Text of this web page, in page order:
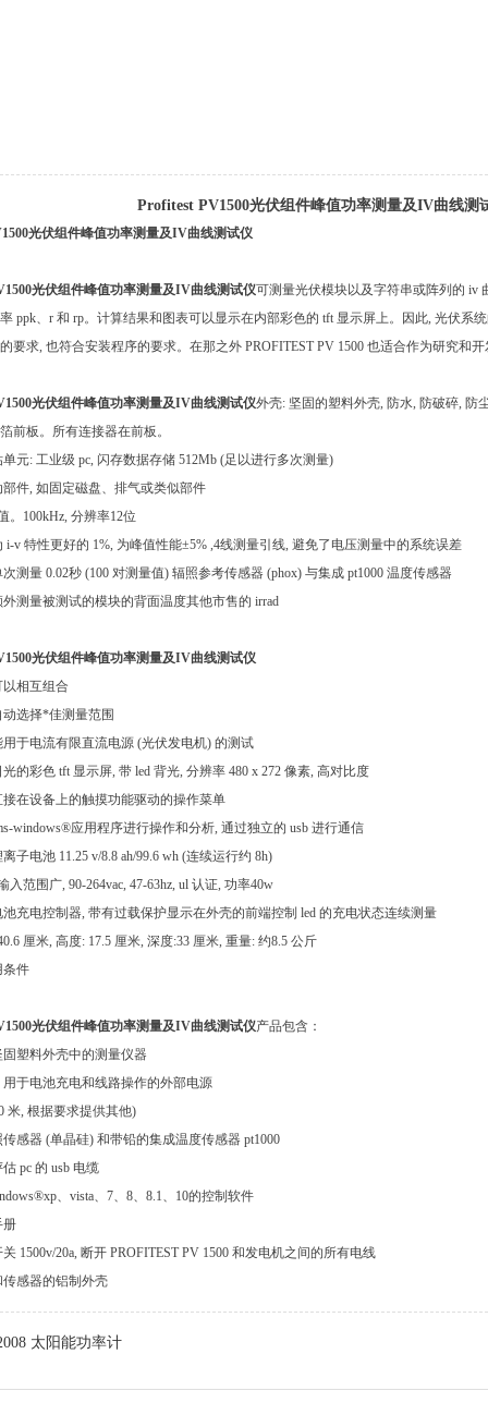
Profitest PV1500光伏组件峰值功率测量及IV曲线测
光伏组件峰值功率测量及IV曲线测试仪
光伏组件峰值功率测量及IV曲线测试仪可测量光伏模块以及字符串或阵列的 iv
ppk、r 和 rp。计算结果和图表可以显示在内部彩色的 tft 显示屏上。因此, 光伏系
要求, 也符合安装程序的要求。在那之外 PROFITEST PV 1500 也适合作为研究和
光伏组件峰值功率测量及IV曲线测试仪外壳: 坚固的塑料外壳, 防水, 防破碎, 防
前板。所有连接器在前板。
元: 工业级 pc, 闪存数据存储 512Mb (足以进行多次测量)
件, 如固定磁盘、排气或类似部件
。100kHz, 分辨率12位
v 特性更好的 1%, 为峰值性能±5% ,4线测量引线, 避免了电压测量中的系统误差
测量 0.02秒 (100 对测量值) 辐照参考传感器 (phox) 与集成 pt1000 温度传感器
测量被测试的模块的背面温度其他市售的 irrad
光伏组件峰值功率测量及IV曲线测试仪
相互组合
选择*佳测量范围
于电流有限直流电源 (光伏发电机) 的测试
的彩色 tft 显示屏, 带 led 背光, 分辨率 480 x 272 像素, 高对比度
在设备上的触摸功能驱动的操作菜单
windows®应用程序进行操作和分析, 通过独立的 usb 进行通信
子电池 11.25 v/8.8 ah/99.6 wh (连续运行约 8h)
入范围广, 90-264vac, 47-63hz, ul 认证, 功率40w
充电控制器, 带有过载保护显示在外壳的前端控制 led 的充电状态连续测量
厘米, 高度: 17.5 厘米, 深度:33 厘米, 重量: 约8.5 公斤
件
光伏组件峰值功率测量及IV曲线测试仪产品包含：
塑料外壳中的测量仪器
于电池充电和线路操作的外部电源
米, 根据要求提供其他)
感器 (单晶硅) 和带铅的集成温度传感器 pt1000
pc 的 usb 电缆
、vista、7、8、8.1、10的控制软件
册
1500v/20a, 断开 PROFITEST PV 1500 和发电机之间的所有电线
感器的铝制外壳
太阳能功率计